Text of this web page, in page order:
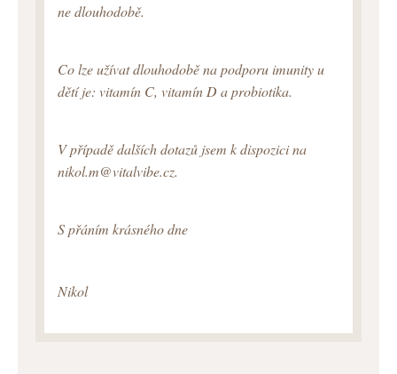
ne dlouhodobě.
Co lze užívat dlouhodobě na podporu imunity u
dětí je: vitamín C, vitamín D a probiotika.
V případě dalších dotazů jsem k dispozici na
nikol.m@vitalvibe.cz.
S přáním krásného dne
Nikol